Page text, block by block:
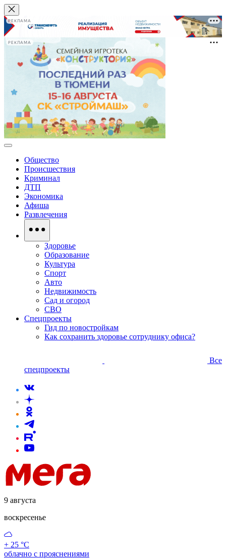
РЕКЛАМА
РЕКЛАМА
Общество
Происшествия
Криминал
ДТП
Экономика
Афиша
Развлечения
Здоровье
Образование
Культура
Спорт
Авто
Недвижимость
Сад и огород
СВО
Спецпроекты
Гид по новостройкам
Как сохранить здоровье сотруднику офиса?
Все
спецпроекты
9 августа
воскресенье
+ 25 °С
облачно с прояснениями